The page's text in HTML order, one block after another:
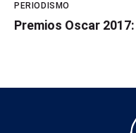
PERIODISMO
Premios Oscar